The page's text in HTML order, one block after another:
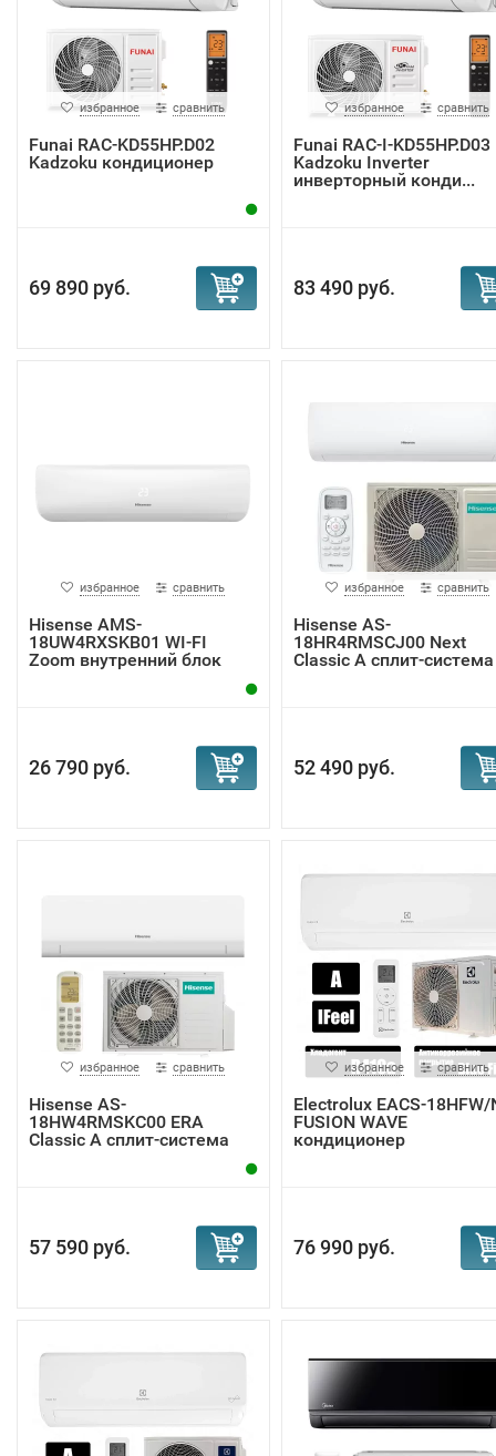
избранное сравнить
Funai RAC-KD55HP.D02
Kadzoku кондиционер
69 890 руб.
избранное сравнить
Funai RAC-I-KD55HP.D03
Kadzoku Inverter
инверторный конди...
83 490 руб.
избранное сравнить
Hisense AMS-
18UW4RXSKB01 WI-FI
Zoom внутренний блок
26 790 руб.
избранное сравнить
Hisense AS-
18HR4RMSCJ00 Next
Classic A сплит-система
52 490 руб.
избранное сравнить
Hisense AS-
18HW4RMSKC00 ERA
Classic A сплит-система
57 590 руб.
избранное сравнить
Electrolux EACS-18HFW/
FUSION WAVE
кондиционер
76 990 руб.